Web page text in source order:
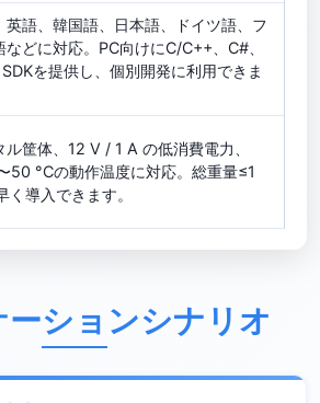
英語、韓国語、日本語、ドイツ語、フ
などに対応。PC向けにC/C++、C#、
を提供し、個別開発に利用できま
ル筐体、12 V / 1 A の低消費電力、
50 °Cの動作温度に対応。総重量≤1
く導入できます。
ーションシナリオ